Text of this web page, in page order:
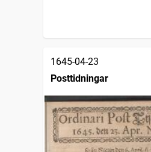
1645-04-23
Posttidningar